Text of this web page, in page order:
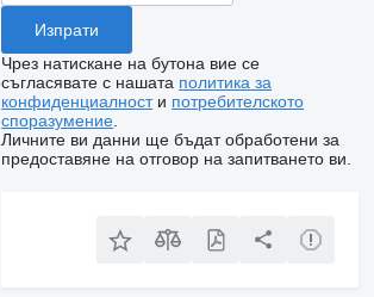
Чрез натискане на бутона вие се
съгласявате с нашата политика за
конфиденциалности потребителското
споразумение
Личните ви данни ще бъдат обработени за
предоставяне на отговор на запитването ви.